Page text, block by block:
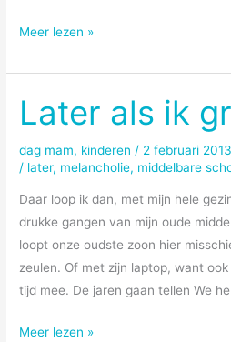
Run,
run
Meer lezen »
Later als ik
dag mam, kinderen / 2 februari 2013
/ later, melancholie, middelbare
Daar loop ik dan, met mijn hele
drukke gangen van mijn oude
loopt onze oudste zoon hier
zeulen. Of met zijn laptop, want
tijd mee. De jaren gaan tellen We
Later
Meer lezen »